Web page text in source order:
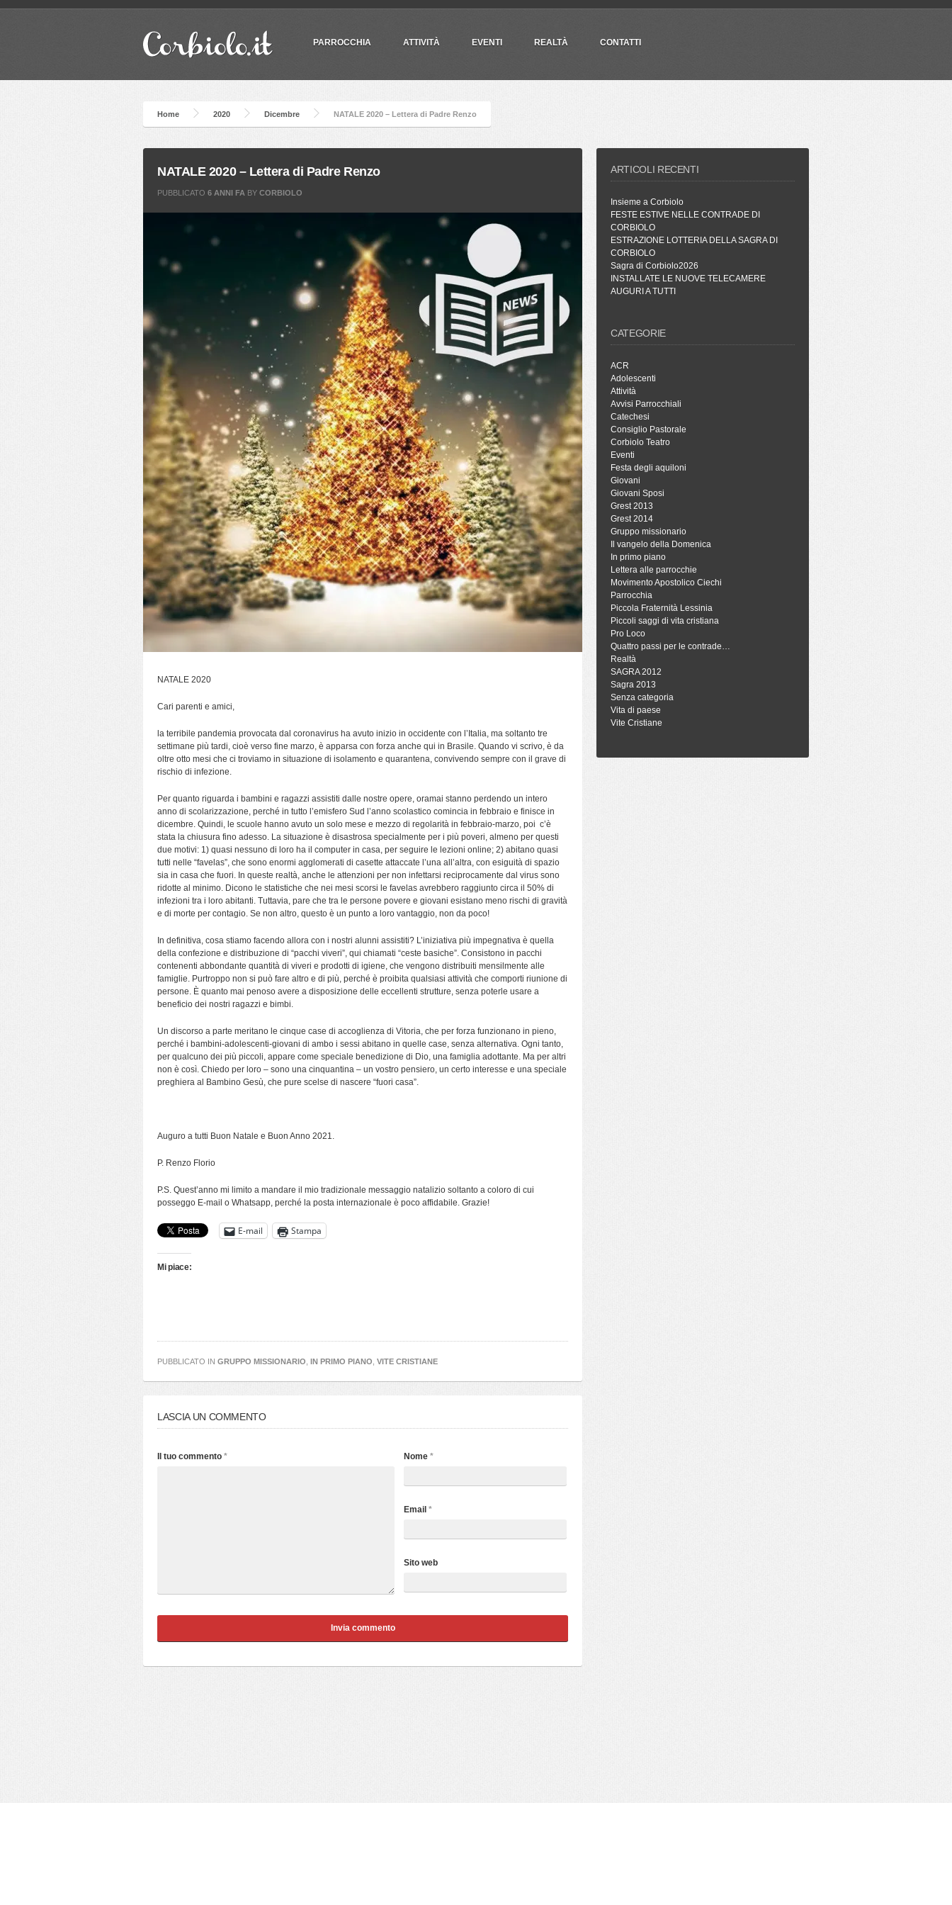
PARROCCHIA ATTIVITÀ EVENTI REALTÀ CONTATTI
Home 2020 Dicembre NATALE 2020 – Lettera di Padre Renzo
NATALE 2020 – Lettera di Padre Renzo
PUBBLICATO 6 ANNI FA BY CORBIOLO
NATALE 2020
Cari parenti e amici,
la terribile pandemia provocata dal coronavirus ha avuto inizio in occidente con l’Italia, ma soltanto tre
settimane più tardi, cioè verso fine marzo, è apparsa con forza anche qui in Brasile. Quando vi scrivo, è da
oltre otto mesi che ci troviamo in situazione di isolamento e quarantena, convivendo sempre con il grave di
rischio di infezione.
Per quanto riguarda i bambini e ragazzi assistiti dalle nostre opere, oramai stanno perdendo un intero
anno di scolarizzazione, perché in tutto l’emisfero Sud l’anno scolastico comincia in febbraio e finisce in
dicembre. Quindi, le scuole hanno avuto un solo mese e mezzo di regolarità in febbraio-marzo, poi c’è
stata la chiusura fino adesso. La situazione è disastrosa specialmente per i più poveri, almeno per questi
due motivi: 1) quasi nessuno di loro ha il computer in casa, per seguire le lezioni online; 2) abitano quasi
tutti nelle “favelas”, che sono enormi agglomerati di casette attaccate l’una all’altra, con esiguità di spazio
sia in casa che fuori. In queste realtà, anche le attenzioni per non infettarsi reciprocamente dal virus sono
ridotte al minimo. Dicono le statistiche che nei mesi scorsi le favelas avrebbero raggiunto circa il 50% di
infezioni tra i loro abitanti. Tuttavia, pare che tra le persone povere e giovani esistano meno rischi di gravità
e di morte per contagio. Se non altro, questo è un punto a loro vantaggio, non da poco!
In definitiva, cosa stiamo facendo allora con i nostri alunni assistiti? L’iniziativa più impegnativa è quella
della confezione e distribuzione di “pacchi viveri”, qui chiamati “ceste basiche”. Consistono in pacchi
contenenti abbondante quantità di viveri e prodotti di igiene, che vengono distribuiti mensilmente alle
famiglie. Purtroppo non si può fare altro e di più, perché è proibita qualsiasi attività che comporti riunione di
persone. È quanto mai penoso avere a disposizione delle eccellenti strutture, senza poterle usare a
beneficio dei nostri ragazzi e bimbi.
Un discorso a parte meritano le cinque case di accoglienza di Vitoria, che per forza funzionano in pieno,
perché i bambini-adolescenti-giovani di ambo i sessi abitano in quelle case, senza alternativa. Ogni tanto,
per qualcuno dei più piccoli, appare come speciale benedizione di Dio, una famiglia adottante. Ma per altri
non è così. Chiedo per loro – sono una cinquantina – un vostro pensiero, un certo interesse e una speciale
preghiera al Bambino Gesù, che pure scelse di nascere “fuori casa”.
Auguro a tutti Buon Natale e Buon Anno 2021.
P. Renzo Florio
P.S. Quest’anno mi limito a mandare il mio tradizionale messaggio natalizio soltanto a coloro di cui
posseggo E-mail o Whatsapp, perché la posta internazionale è poco affidabile. Grazie!
E-mail Stampa
Mi piace:
PUBBLICATO IN GRUPPO MISSIONARIO IN PRIMO PIANO VITE CRISTIANE
LASCIA UN COMMENTO
Nome*
Email*
Sito web
Il tuo commento *
ARTICOLI RECENTI
Insieme a Corbiolo
FESTE ESTIVE NELLE CONTRADE DI
CORBIOLO
ESTRAZIONE LOTTERIA DELLA SAGRA DI
CORBIOLO
Sagra di Corbiolo2026
INSTALLATE LE NUOVE TELECAMERE
AUGURI A TUTTI
CATEGORIE
ACR
Adolescenti
Attività
Avvisi Parrocchiali
Catechesi
Consiglio Pastorale
Corbiolo Teatro
Eventi
Festa degli aquiloni
Giovani
Giovani Sposi
Grest 2013
Grest 2014
Gruppo missionario
Il vangelo della Domenica
In primo piano
Lettera alle parrocchie
Movimento Apostolico Ciechi
Parrocchia
Piccola Fraternità Lessinia
Piccoli saggi di vita cristiana
Pro Loco
Quattro passi per le contrade…
Realtà
SAGRA 2012
Sagra 2013
Senza categoria
Vita di paese
Vite Cristiane